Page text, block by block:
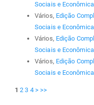
Sociais e
Vários, Edição
Sociais e
Vários, Edição
Sociais e
Vários, Edição
Sociais e
1 2 3 4 > >>